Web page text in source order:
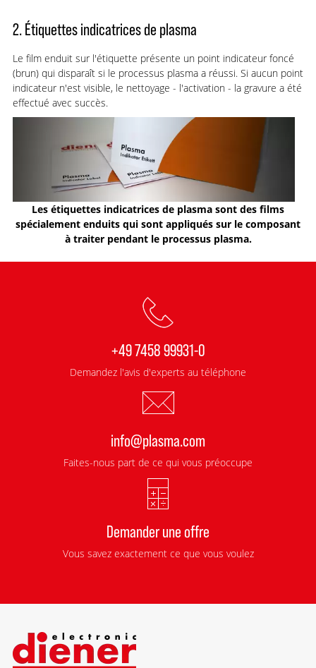
2. Étiquettes indicatrices de plasma
Le film enduit sur l'étiquette présente un point indicateur foncé
(brun) qui disparaît si le processus plasma a réussi. Si aucun point
indicateur n'est visible, le nettoyage - l'activation - la gravure a été
effectué avec succès.
Les étiquettes indicatrices de plasma sont des films
spécialement enduits qui sont appliqués sur le composant
à traiter pendant le processus plasma.
+49 7458 99931-0
Demandez l'avis d'experts au téléphone
info@plasma.com
Faites-nous part de ce qui vous préoccupe
Demander une offre
Vous savez exactement ce que vous voulez